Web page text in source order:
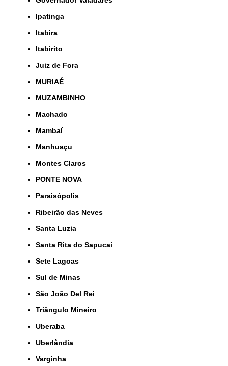
Ipatinga
Itabira
Itabirito
Juiz de Fora
MURIAÉ
MUZAMBINHO
Machado
Mambaí
Manhuaçu
Montes Claros
PONTE NOVA
Paraisópolis
Ribeirão das Neves
Santa Luzia
Santa Rita do Sapucai
Sete Lagoas
Sul de Minas
São João Del Rei
Triângulo Mineiro
Uberaba
Uberlândia
Varginha